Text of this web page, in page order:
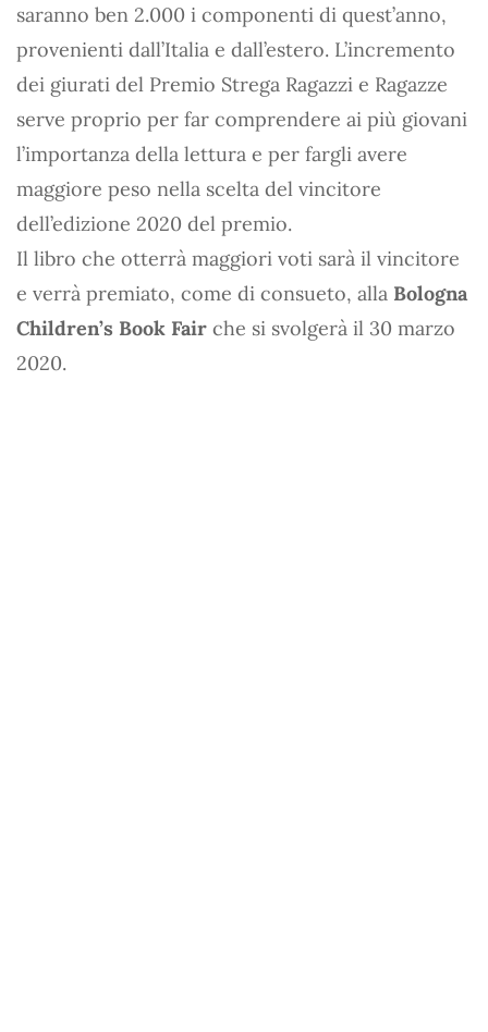
saranno ben 2.000 i componenti di quest’anno,
provenienti dall’Italia e dall’estero. L’incremento
dei giurati del Premio Strega Ragazzi e Ragazze
serve proprio per far comprendere ai più giovani
l’importanza della lettura e per fargli avere
maggiore peso nella scelta del vincitore
dell’edizione 2020 del premio.
Il libro che otterrà maggiori voti sarà il vincitore
e verrà premiato, come di consueto, alla Bologna
Children’s Book Fair che si svolgerà il 30 marzo
2020.